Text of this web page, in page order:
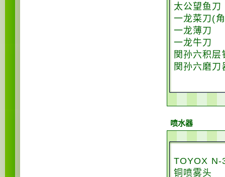
太公望鱼刀
一龙菜刀(
一龙薄刀
一龙牛刀
関孙六积
関孙六磨刀
喷水器
TOYOX N-
铜喷雾头